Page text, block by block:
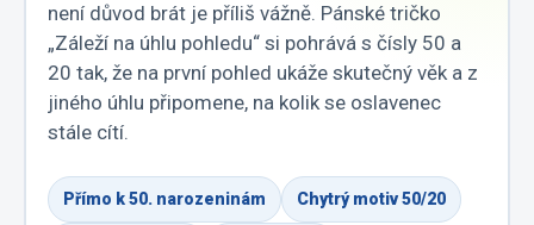
není důvod brát je příliš vážně. Pánské tričko
„Záleží na úhlu pohledu“ si pohrává s čísly 50 a
20 tak, že na první pohled ukáže skutečný věk a z
jiného úhlu připomene, na kolik se oslavenec
stále cítí.
Přímo k 50. narozeninám Chytrý motiv 50/20